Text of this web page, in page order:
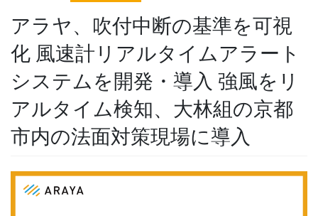
アラヤ、吹付中断の基準を可視
化 風速計リアルタイムアラート
システムを開発・導入 強風をリ
アルタイム検知、大林組の京都
市内の法面対策現場に導入